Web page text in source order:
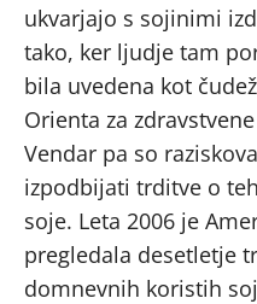
ukvarjajo s sojinimi
tako, ker ljudje tam
bila uvedena kot
Orienta za
Vendar pa so
izpodbijati trditve o
soje. Leta 2006 je
pregledala desetletje
domnevnih koristih